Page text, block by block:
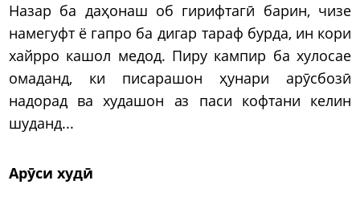
Назар ба даҳонаш об гирифтагӣ барин, чизе
намегуфт ё гапро ба дигар тараф бурда, ин кори
хайрро кашол медод. Пиру кампир ба хулосае
омаданд, ки писарашон ҳунари арӯсбозӣ
надорад ва худашон аз паси кофтани келин
шуданд...
Арӯси худӣ